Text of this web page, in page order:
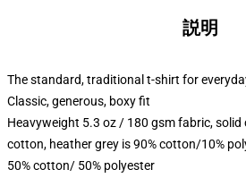
説明
The standard, traditional t-shirt for
Classic, generous, boxy fit
Heavyweight 5.3 oz / 180 gsm fabric, solid
cotton, heather grey is 90% cotton/10%
50% cotton/ 50% polyester